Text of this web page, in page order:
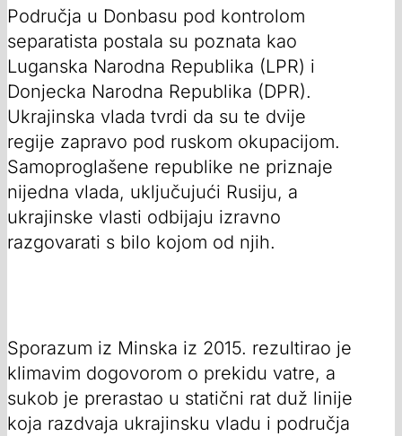
Područja u Donbasu pod kontrolom
separatista postala su poznata kao
Luganska Narodna Republika (LPR) i
Donjecka Narodna Republika (DPR).
Ukrajinska vlada tvrdi da su te dvije
regije zapravo pod ruskom okupacijom.
Samoproglašene republike ne priznaje
nijedna vlada, uključujući Rusiju, a
ukrajinske vlasti odbijaju izravno
razgovarati s bilo kojom od njih.
Sporazum iz Minska iz 2015. rezultirao je
klimavim dogovorom o prekidu vatre, a
sukob je prerastao u statični rat duž linije
koja razdvaja ukrajinsku vladu i područja